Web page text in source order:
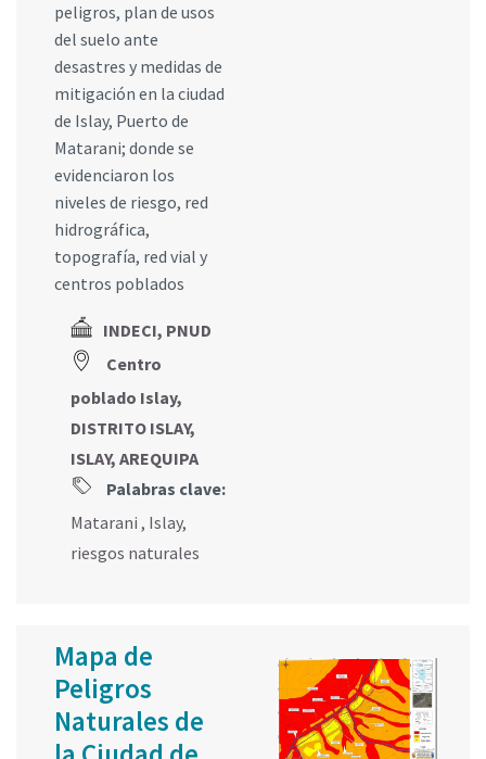
peligros, plan de usos
del suelo ante
desastres y medidas de
mitigación en la ciudad
de Islay, Puerto de
Matarani; donde se
evidenciaron los
niveles de riesgo, red
hidrográfica,
topografía, red vial y
centros poblados
INDECI, PNUD
Centro
poblado Islay,
DISTRITO ISLAY,
ISLAY, AREQUIPA
Palabras clave:
Matarani , Islay,
riesgos naturales
Mapa de
Peligros
Naturales de